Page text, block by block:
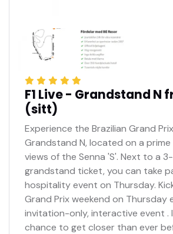
F1 Live - Grandstand N
(sitt)
Experience the Brazilian Grand
Grandstand N, located on a
views of the Senna 'S'. Next to a
grandstand ticket, you can take
hospitality event on Thursday.
Grand Prix weekend on Thursday
invitation-only, interactive event .
chance to get closer than ever